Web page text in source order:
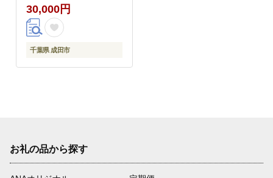
30,000円
千葉県 成田市
お礼の品から探す